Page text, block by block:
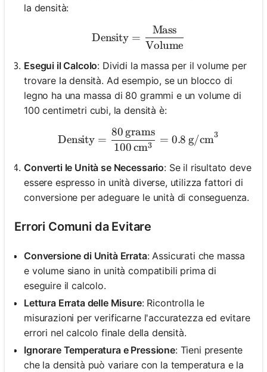
la densità:
\text{Density} =
Density =
Volume
Mass
Esegui il Calcolo: Dividi la massa per il volume per
trovare la densità. Ad esempio, se un blocco di
legno ha una massa di 80 grammi e un volume di
100 centimetri cubi, la densità è:
\text{Density} =
Density =
100cm3
80 grams
= 0.8 g/cm3
Converti le Unità se Necessario: Se il risultato deve
essere espresso in unità diverse, utilizza fattori di
conversione per adeguare le unità di conseguenza.
Errori Comuni da Evitare
Conversione di Unità Errata: Assicurati che massa
e volume siano in unità compatibili prima di
eseguire il calcolo.
Lettura Errata delle Misure: Ricontrolla le
misurazioni per verificarne l'accuratezza ed evitare
errori nel calcolo finale della densità.
Ignorare Temperatura e Pressione: Tieni presente
che la densità può variare con la temperatura e la